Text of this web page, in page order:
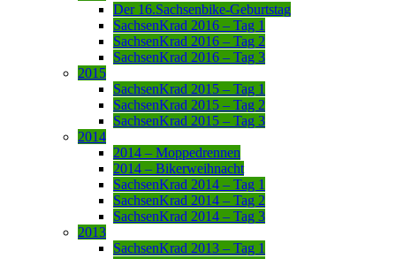
Der 16.Sachsenbike-Geburtstag
SachsenKrad 2016 – Tag 1
SachsenKrad 2016 – Tag 2
SachsenKrad 2016 – Tag 3
2015
SachsenKrad 2015 – Tag 1
SachsenKrad 2015 – Tag 2
SachsenKrad 2015 – Tag 3
2014
2014 – Moppedrennen
2014 – Bikerweihnacht
SachsenKrad 2014 – Tag 1
SachsenKrad 2014 – Tag 2
SachsenKrad 2014 – Tag 3
2013
SachsenKrad 2013 – Tag 1